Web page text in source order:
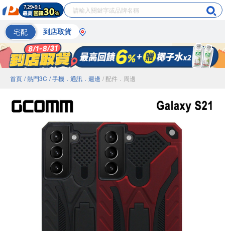
宅配 到店取貨
首頁 / 熱門3C / 手機．通訊．週邊 / 配件．周邊